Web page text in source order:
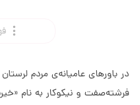
در باورهای عامیانه‌ی مردم
فرشته‌صفت و نیکوکار به نام